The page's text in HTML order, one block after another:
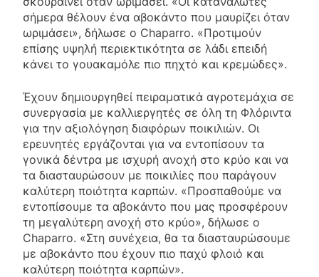
σήμερα θέλουν ένα αβοκάντο που μαυρίζει όταν
ωριμάσει», δήλωσε ο Chaparro. «Προτιμούν
επίσης υψηλή περιεκτικότητα σε λάδι επειδή
κάνει το γουακαμόλε πιο πηχτό και κρεμώδες».
Έχουν δημιουργηθεί πειραματικά αγροτεμάχια σε
συνεργασία με καλλιεργητές σε όλη τη Φλόριντα
για την αξιολόγηση διαφόρων ποικιλιών. Οι
ερευνητές εργάζονται για να εντοπίσουν τα
γονικά δέντρα με ισχυρή ανοχή στο κρύο και να
τα διασταυρώσουν με ποικιλίες που παράγουν
καλύτερη ποιότητα καρπών. «Προσπαθούμε να
εντοπίσουμε τα αβοκάντο που μας προσφέρουν
τη μεγαλύτερη ανοχή στο κρύο», δήλωσε ο
Chaparro. «Στη συνέχεια, θα τα διασταυρώσουμε
με αβοκάντο που έχουν πιο παχύ φλοιό και
καλύτερη ποιότητα καρπών».